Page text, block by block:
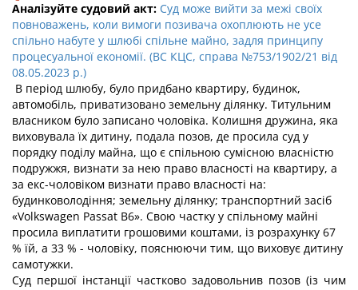
Аналізуйте судовий акт: Суд може вийти за межі своїх
повноважень, коли вимоги позивача охоплюють не усе
спільно набуте у шлюбі спільне майно, задля принципу
процесуальної економії. (ВС КЦС, справа №753/1902/21 від
08.05.2023 р.)
В період шлюбу, було придбано квартиру, будинок,
автомобіль, приватизовано земельну ділянку. Титульним
власником було записано чоловіка. Колишня дружина, яка
виховувала їх дитину, подала позов, де просила суд у
порядку поділу майна, що є спільною сумісною власністю
подружжя, визнати за нею право власності на квартиру, а
за екс-чоловіком визнати право власності на:
будинковолодіння; земельну ділянку; транспортний засіб
«Volkswagen Passat B6». Свою частку у спільному майні
просила виплатити грошовими коштами, із розрахунку 67
% їй, а 33 % - чоловіку, пояснюючи тим, що виховує дитину
самотужки.
Суд першої інстанції частково задовольнив позов (із чим